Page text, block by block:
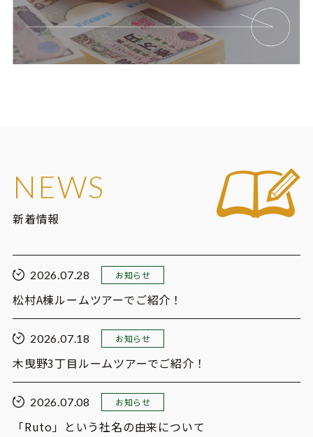
NEWS
新着情報
2026.07.28 お知らせ
松村A棟ルームツアーでご紹介！
2026.07.18 お知らせ
木曳野3丁目ルームツアーでご紹介！
2026.07.08 お知らせ
「Ruto」という社名の由来について